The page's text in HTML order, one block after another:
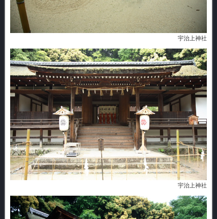
宇治上神社
宇治上神社